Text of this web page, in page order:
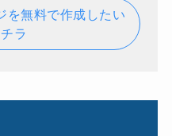
を無料で作成したい
ラ